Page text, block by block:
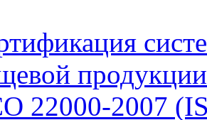
22000-2007